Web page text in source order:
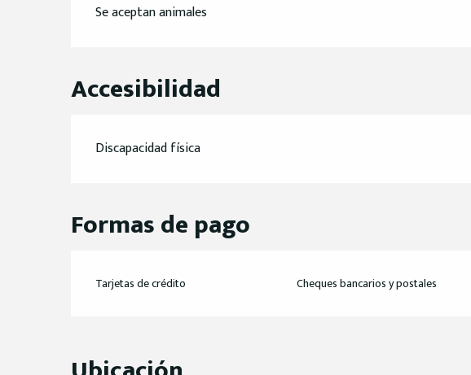
Se aceptan animales
Accesibilidad
Discapacidad física
Formas de pago
Tarjetas de crédito Cheques bancarios y postales